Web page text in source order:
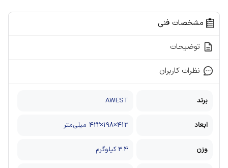
مشخصات فنی
توضیحات
نظرات کاربران
برند AWEST
ابعاد 413×198×422 میلی‌متر
وزن 3.4 کیلوگرم